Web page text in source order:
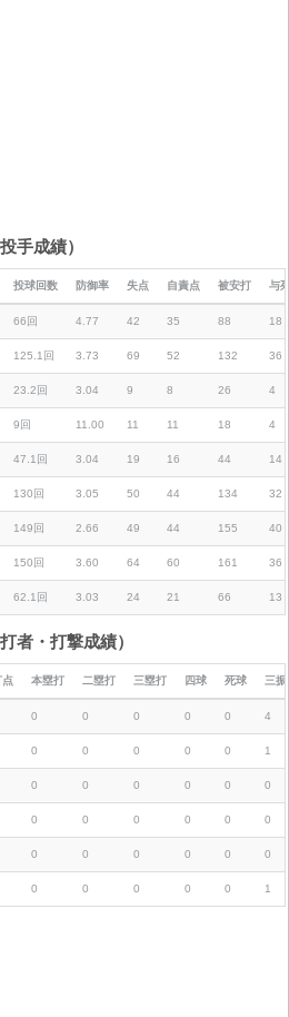
手成績）
投球回数 防御率 失点 自責点 被安打 与
66回 4.77 42 35 88 18
125.1回 3.73 69 52 132 36
23.2回 3.04 9 8 26 4
9回 11.00 11 11 18 4
47.1回 3.04 19 16 44 14
130回 3.05 50 44 134 32
149回 2.66 49 44 155 40
150回 3.60 64 60 161 36
62.1回 3.03 24 21 66 13
者・打撃成績）
点 本塁打 二塁打 三塁打 四球 死球 三振
0 0 0 0 0 4
0 0 0 0 0 1
0 0 0 0 0 0
0 0 0 0 0 0
0 0 0 0 0 0
0 0 0 0 0 1